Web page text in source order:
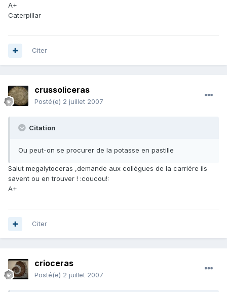
A+
Caterpillar
Citer
crussoliceras
Posté(e) 2 juillet 2007
Citation
Ou peut-on se procurer de la potasse en pastille
Salut megalytoceras ,demande aux collégues de la carriére ils
savent ou en trouver ! :coucou!:
A+
Citer
crioceras
Posté(e) 2 juillet 2007